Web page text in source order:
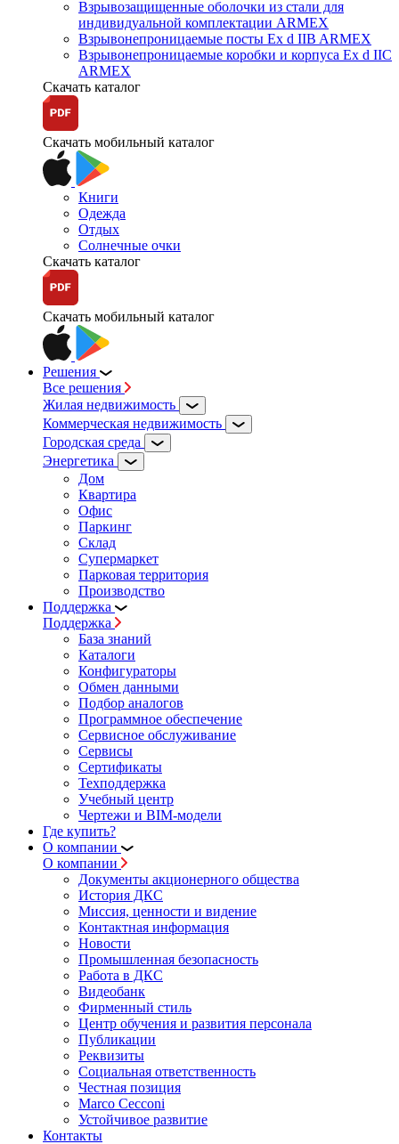
Взрывозащищенные оболочки из стали для
индивидуальной комплектации ARMEX
Взрывонепроницаемые посты Ex d IIB ARMEX
Взрывонепроницаемые коробки и корпуса Ex d IIС
ARMEX
Скачать каталог
Скачать мобильный каталог
Книги
Одежда
Отдых
Солнечные очки
Скачать каталог
Скачать мобильный каталог
Решения
Все решения
Жилая недвижимость
Коммерческая недвижимость
Городская среда
Энергетика
Дом
Квартира
Офис
Паркинг
Склад
Супермаркет
Парковая территория
Производство
Поддержка
Поддержка
База знаний
Каталоги
Конфигураторы
Обмен данными
Подбор аналогов
Программное обеспечение
Сервисное обслуживание
Сервисы
Сертификаты
Техподдержка
Учебный центр
Чертежи и BIM-модели
Где купить?
О компании
О компании
Документы акционерного общества
История ДКС
Миссия, ценности и видение
Контактная информация
Новости
Промышленная безопасность
Работа в ДКС
Видеобанк
Фирменный стиль
Центр обучения и развития персонала
Публикации
Реквизиты
Социальная ответственность
Честная позиция
Marco Cecconi
Устойчивое развитие
Контакты